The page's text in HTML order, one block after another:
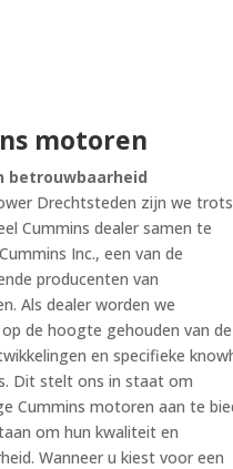
motoren
betrouwbaarheid
Drechtsteden zijn we trots
Cummins dealer samen te
Inc., een van de
producenten van
Als dealer worden we
de hoogte gehouden van de
en specifieke
Dit stelt ons in staat om
Cummins motoren aan te
om hun kwaliteit en
Wanneer u kiest voor een